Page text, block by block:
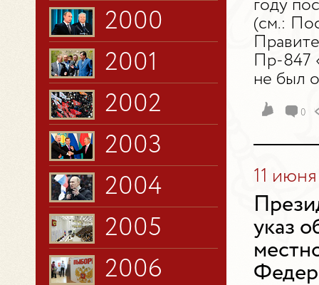
2000
2001
2002
2003
2004
2005
2006
году
(см.:
Пр-847
не был
0
11
указ